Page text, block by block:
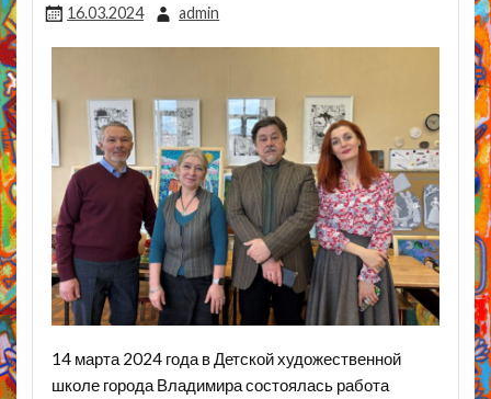
16.03.2024 admin
14 марта 2024 года в Детской художественной
школе города Владимира состоялась работа